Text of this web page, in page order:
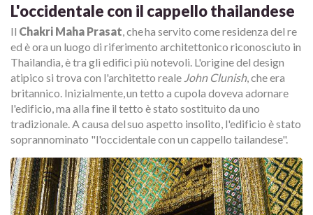
L'occidentale con il cappello thailandese
Il Chakri Maha Prasat , che ha servito come residenza del re
ed è ora un luogo di riferimento architettonico riconosciuto in
Thailandia, è tra gli edifici più notevoli. L'origine del design
atipico si trova con l'architetto reale John Clunish, che era
britannico. Inizialmente, un tetto a cupola doveva adornare
l'edificio, ma alla fine il tetto è stato sostituito da uno
tradizionale. A causa del suo aspetto insolito, l'edificio è stato
soprannominato "l'occidentale con un cappello tailandese".